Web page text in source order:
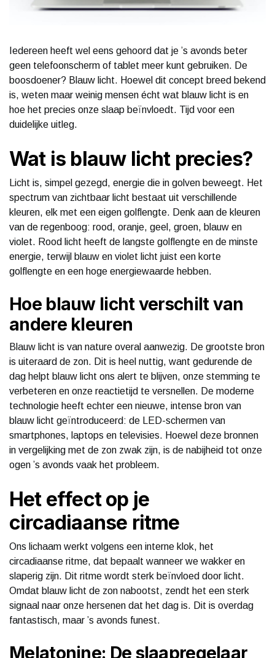
Iedereen heeft wel eens gehoord dat je ’s avonds beter
geen telefoonscherm of tablet meer kunt gebruiken. De
boosdoener? Blauw licht. Hoewel dit concept breed bekend
is, weten maar weinig mensen écht wat blauw licht is en
hoe het precies onze slaap beïnvloedt. Tijd voor een
duidelijke uitleg.
Wat is blauw licht precies?
Licht is, simpel gezegd, energie die in golven beweegt. Het
spectrum van zichtbaar licht bestaat uit verschillende
kleuren, elk met een eigen golflengte. Denk aan de kleuren
van de regenboog: rood, oranje, geel, groen, blauw en
violet. Rood licht heeft de langste golflengte en de minste
energie, terwijl blauw en violet licht juist een korte
golflengte en een hoge energiewaarde hebben.
Hoe blauw licht verschilt van
andere kleuren
Blauw licht is van nature overal aanwezig. De grootste bron
is uiteraard de zon. Dit is heel nuttig, want gedurende de
dag helpt blauw licht ons alert te blijven, onze stemming te
verbeteren en onze reactietijd te versnellen. De moderne
technologie heeft echter een nieuwe, intense bron van
blauw licht geïntroduceerd: de LED-schermen van
smartphones, laptops en televisies. Hoewel deze bronnen
in vergelijking met de zon zwak zijn, is de nabijheid tot onze
ogen ’s avonds vaak het probleem.
Het effect op je
circadiaanse ritme
Ons lichaam werkt volgens een interne klok, het
circadiaanse ritme, dat bepaalt wanneer we wakker en
slaperig zijn. Dit ritme wordt sterk beïnvloed door licht.
Omdat blauw licht de zon nabootst, zendt het een sterk
signaal naar onze hersenen dat het dag is. Dit is overdag
fantastisch, maar ’s avonds funest.
Melatonine: De slaapregelaar